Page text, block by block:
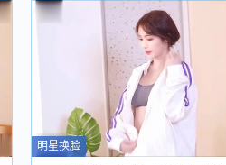
明星换脸